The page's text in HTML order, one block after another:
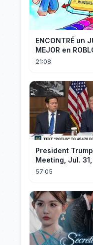
ENCONTRÉ un
MEJOR en
21:08
President
Meeting, Jul.
57:05